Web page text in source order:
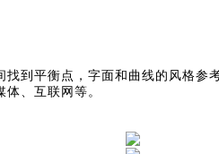
到平衡点，字面和曲线的风格
、互联网等。